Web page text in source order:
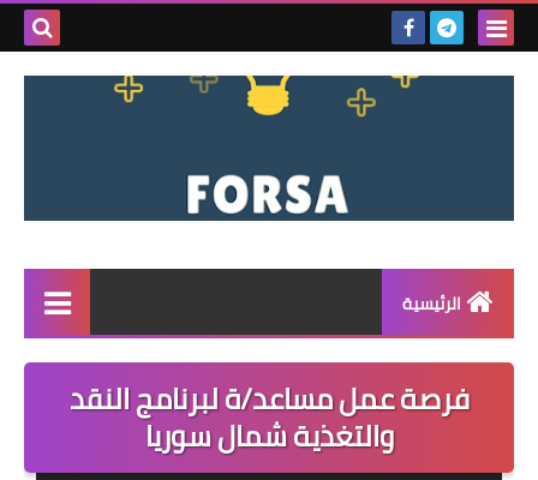
بحث
الرئيسية
القائمة
مناقصات
فرص عمل داخل سوريا
فرصة عمل مساعد/ة لبرنامج النقد
والتغذية شمال سوريا